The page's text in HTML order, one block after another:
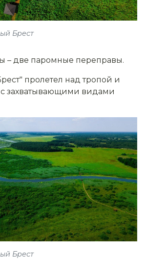
Брест
– две паромные переправы.
пролетел над тропой и
захватывающими видами
Брест